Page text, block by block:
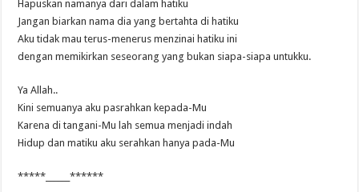
Hapuskan namanya dari dalam hatiku
Jangan biarkan nama dia yang bertahta di hatiku
Aku tidak mau terus-menerus menzinai hatiku ini
dengan memikirkan seseorang yang bukan siapa-siapa untukku.
Ya Allah..
Kini semuanya aku pasrahkan kepada-Mu
Karena di tangani-Mu lah semua menjadi indah
Hidup dan matiku aku serahkan hanya pada-Mu
*****______******